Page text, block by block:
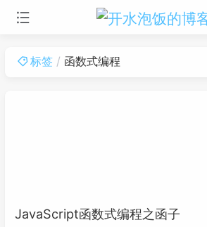
标签 函数式编程
JavaScript函数式编程之函子